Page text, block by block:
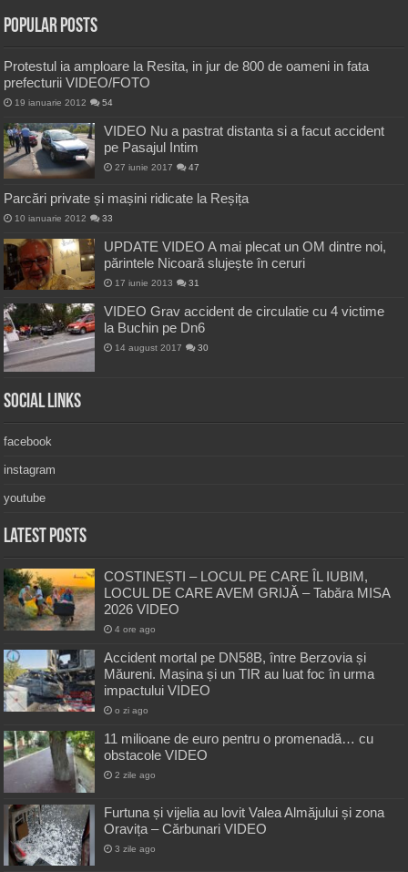
Popular Posts
Protestul ia amploare la Resita, in jur de 800 de oameni in fata
prefecturii VIDEO/FOTO
19 ianuarie 2012 54
VIDEO Nu a pastrat distanta si a facut accident
pe Pasajul Intim
27 iunie 2017 47
Parcări private și mașini ridicate la Reșița
10 ianuarie 2012 33
UPDATE VIDEO A mai plecat un OM dintre noi,
părintele Nicoară slujește în ceruri
17 iunie 2013 31
VIDEO Grav accident de circulatie cu 4 victime
la Buchin pe Dn6
14 august 2017 30
Social Links
facebook
instagram
youtube
Latest Posts
COSTINEȘTI – LOCUL PE CARE ÎL IUBIM,
LOCUL DE CARE AVEM GRIJĂ – Tabăra MISA
2026 VIDEO
4 ore ago
Accident mortal pe DN58B, între Berzovia și
Măureni. Mașina și un TIR au luat foc în urma
impactului VIDEO
o zi ago
11 milioane de euro pentru o promenadă… cu
obstacole VIDEO
2 zile ago
Furtuna și vijelia au lovit Valea Almăjului și zona
Oravița – Cărbunari VIDEO
3 zile ago